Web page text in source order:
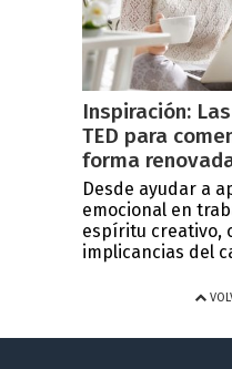
Inspiración:
TED para
forma
Desde ayudar a
emocional en
espíritu creativo,
implicancias del